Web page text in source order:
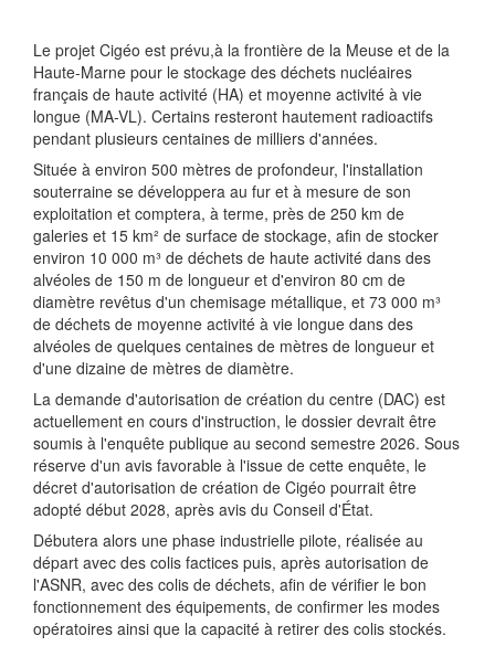
Le projet Cigéo est prévu,à la frontière de la Meuse et de la
Haute-Marne pour le stockage des déchets nucléaires
français de haute activité (HA) et moyenne activité à vie
longue (MA-VL). Certains resteront hautement radioactifs
pendant plusieurs centaines de milliers d'années.
Située à environ 500 mètres de profondeur, l'installation
souterraine se développera au fur et à mesure de son
exploitation et comptera, à terme, près de 250 km de
galeries et 15 km² de surface de stockage, afin de stocker
environ 10 000 m³ de déchets de haute activité dans des
alvéoles de 150 m de longueur et d'environ 80 cm de
diamètre revêtus d'un chemisage métallique, et 73 000 m³
de déchets de moyenne activité à vie longue dans des
alvéoles de quelques centaines de mètres de longueur et
d'une dizaine de mètres de diamètre.
La demande d'autorisation de création du centre (DAC) est
actuellement en cours d'instruction, le dossier devrait être
soumis à l'enquête publique au second semestre 2026. Sous
réserve d'un avis favorable à l'issue de cette enquête, le
décret d'autorisation de création de Cigéo pourrait être
adopté début 2028, après avis du Conseil d'État.
Débutera alors une phase industrielle pilote, réalisée au
départ avec des colis factices puis, après autorisation de
l'ASNR, avec des colis de déchets, afin de vérifier le bon
fonctionnement des équipements, de confirmer les modes
opératoires ainsi que la capacité à retirer des colis stockés.